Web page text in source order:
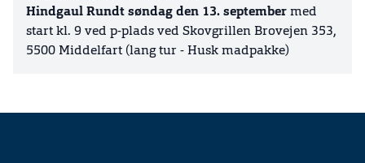
Hindgaul Rundt søndag den 13. september med
start kl. 9 ved p-plads ved Skovgrillen Brovejen 353,
5500 Middelfart (lang tur - Husk madpakke)